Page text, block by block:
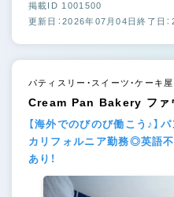
掲載ID 1001500
更新日：2026年07月04日終了日
パティスリー・スイーツ・ケーキ
Cream Pan Bakery ファ
【海外でのびのび働こう♪】
カリフォルニア勤務◎英語不
あり！